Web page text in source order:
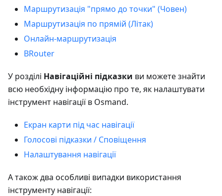
Маршрутизація "прямо до точки" (Човен)
Маршрутизація по прямій (Літак)
Онлайн-маршрутизація
BRouter
У розділі Навігаційні підказки ви можете знайти
всю необхідну інформацію про те, як налаштувати
інструмент навігації в Osmand.
Екран карти під час навігації
Голосові підказки / Сповіщення
Налаштування навігації
А також два особливі випадки використання
інструменту навігації: